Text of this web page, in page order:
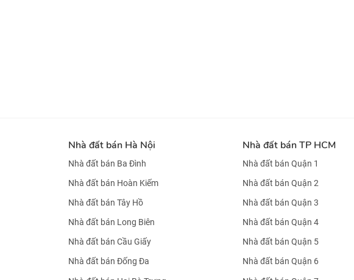
Nhà đất bán Hà Nội
Nhà đất bán Ba Đình
Nhà đất bán Hoàn Kiếm
Nhà đất bán Tây Hồ
Nhà đất bán Long Biên
Nhà đất bán Cầu Giấy
Nhà đất bán Đống Đa
Nhà đất bán TP HCM
Nhà đất bán Quận 1
Nhà đất bán Quận 2
Nhà đất bán Quận 3
Nhà đất bán Quận 4
Nhà đất bán Quận 5
Nhà đất bán Quận 6